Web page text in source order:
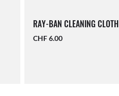
RAY-BAN CLEANING CLOTH
CHF 6.00